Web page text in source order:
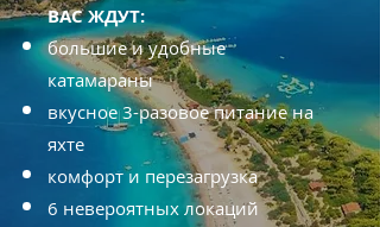
ВАС ЖДУТ:
большие и удобные
катамараны
вкусное 3-разовое питание на
яхте
комфорт и перезагрузка
6 невероятных локаций